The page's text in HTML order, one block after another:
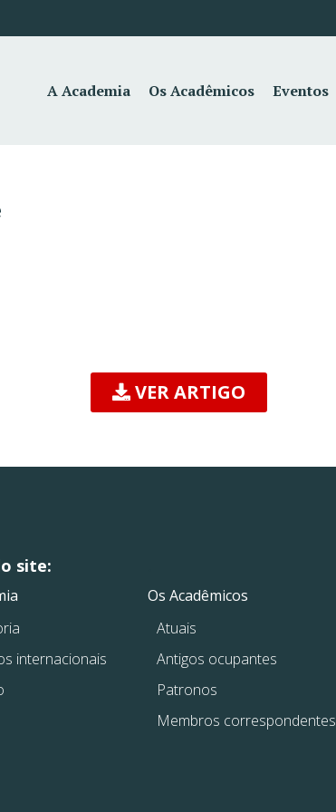
A Academia Os Acadêmicos Eventos
VER ARTIGO
site:
internacionais
Os Acadêmicos
Atuais
Antigos ocupantes
Patronos
Membros correspondentes